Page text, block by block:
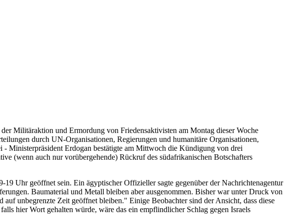
Militäraktion und Ermordung von Friedensaktivisten am Montag dieser Woche
durch UN-Organisationen, Regierungen und humanitäre Organisationen,
Ministerpräsident Erdogan bestätigte am Mittwoch die Kündigung von drei
(wenn auch nur vorübergehende) Rückruf des südafrikanischen Botschafters
Uhr geöffnet sein. Ein ägyptischer Offizieller sagte gegenüber der Nachrichtenagentur
Baumaterial und Metall bleiben aber ausgenommen. Bisher war unter Druck von
unbegrenzte Zeit geöffnet bleiben." Einige Beobachter sind der Ansicht, dass diese
hier Wort gehalten würde, wäre das ein empflindlicher Schlag gegen Israels